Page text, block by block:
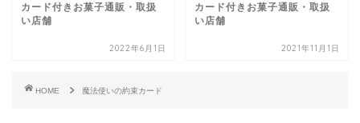
カード付きお菓子通販・取扱
い店舗
2022年6月1日
カード付きお菓子通販・取扱
い店舗
2021年11月1日
HOME 魔法使いの約束カード